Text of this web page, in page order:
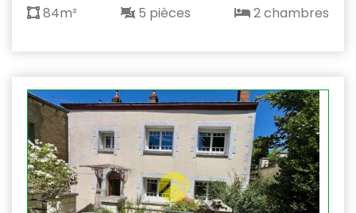
84m² 5 pièces 2 chambres